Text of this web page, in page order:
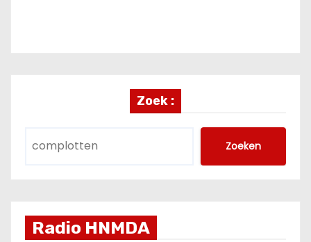
Zoek :
Zoeken
Radio HNMDA